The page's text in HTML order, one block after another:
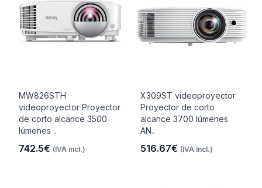
MW826STH
videoproyector Proyector
de corto alcance 3500
lúmenes ..
742.5€ (IVA incl.)
X309ST videoproyector
Proyector de corto
alcance 3700 lúmenes
AN..
516.67€ (IVA incl.)